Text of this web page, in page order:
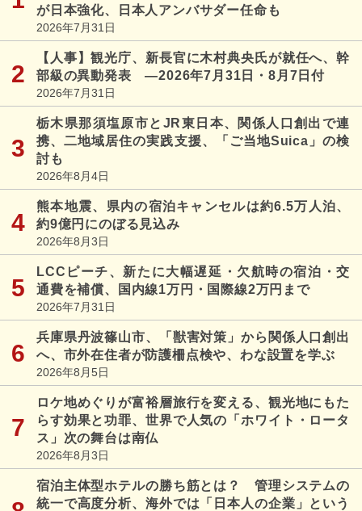
が日本強化、日本人アンバサダー任命も
2026年7月31日
【人事】観光庁、新長官に木村典央氏が就任へ、幹
部級の異動発表 ―2026年7月31日・8月7日付
2026年7月31日
栃木県那須塩原市とJR東日本、関係人口創出で連
携、二地域居住の実践支援、「ご当地Suica」の検
討も
2026年8月4日
熊本地震、県内の宿泊キャンセルは約6.5万人泊、
約9億円にのぼる見込み
2026年8月3日
LCCピーチ、新たに大幅遅延・欠航時の宿泊・交
通費を補償、国内線1万円・国際線2万円まで
2026年7月31日
兵庫県丹波篠山市、「獣害対策」から関係人口創出
へ、市外在住者が防護柵点検や、わな設置を学ぶ
2026年8月5日
ロケ地めぐりが富裕層旅行を変える、観光地にもた
らす効果と功罪、世界で人気の「ホワイト・ロータ
ス」次の舞台は南仏
2026年8月3日
宿泊主体型ホテルの勝ち筋とは？ 管理システムの
統一で高度分析、海外では「日本人の企業」という